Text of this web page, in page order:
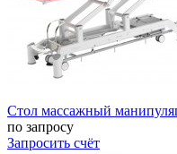
Стол массажный
по запросу
Запросить счёт